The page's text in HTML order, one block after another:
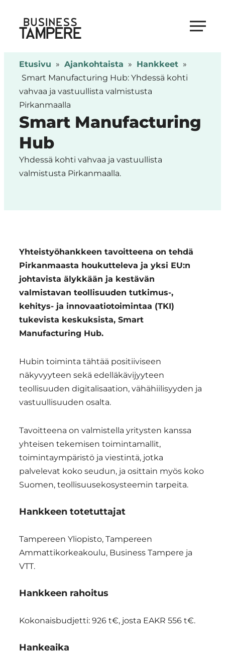
suoraan
sisältöön
Business Tampere
Tampere
supports
talents,
investors
and
entrepreneurs
in
making
a
Etusivu » Ajankohtaista » Hankkeet »
Smart Manufacturing Hub: Yhdessä kohti
vahvaa ja vastuullista valmistusta
Pirkanmaalla
Smart Manufacturing
Hub
Yhdessä kohti vahvaa ja vastuullista
valmistusta Pirkanmaalla.
Manufacturing
Hub:
Yhdessä
kohti
vahvaa
vastuullista
valmistusta
Pirkanmaalla
Yhteistyöhankkeen tavoitteena on tehdä
Pirkanmaasta houkutteleva ja yksi EU:n
johtavista älykkään ja kestävän
valmistavan teollisuuden tutkimus-,
kehitys- ja innovaatiotoimintaa (TKI)
tukevista keskuksista, Smart
Manufacturing Hub.
Hubin toiminta tähtää positiiviseen
näkyvyyteen sekä edelläkävijyyteen
teollisuuden digitalisaation, vähähiilisyyden ja
vastuullisuuden osalta.
Tavoitteena on valmistella yritysten kanssa
yhteisen tekemisen toimintamallit,
toimintaympäristö ja viestintä, jotka
palvelevat koko seudun, ja osittain myös koko
Suomen, teollisuusekosysteemin tarpeita.
Hankkeen totetuttajat
Tampereen Yliopisto, Tampereen
Ammattikorkeakoulu, Business Tampere ja
VTT.
Hankkeen rahoitus
Kokonaisbudjetti: 926 t€, josta EAKR 556 t€​.
Hankeaika